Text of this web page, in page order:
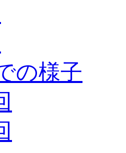
の様子